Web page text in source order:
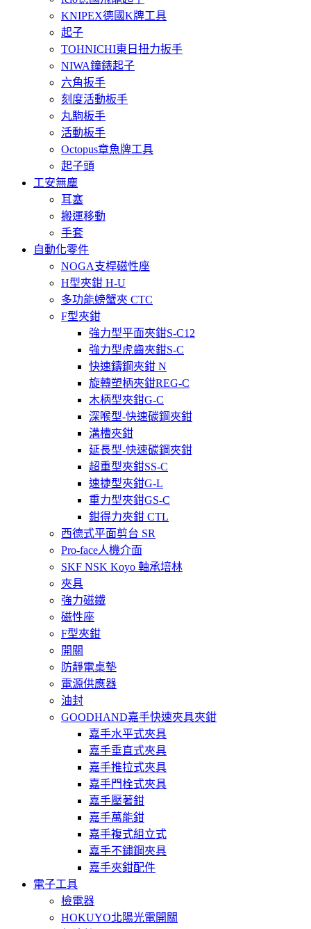
KNIPEX德國K牌工具
起子
TOHNICHI東日扭力扳手
NIWA鐘錶起子
六角扳手
刻度活動板手
丸駒板手
活動板手
Octopus章魚牌工具
起子頭
工安無塵
耳塞
搬運移動
手套
自動化零件
NOGA支桿磁性座
H型夾鉗 H-U
多功能螃蟹夾 CTC
F型夾鉗
強力型平面夾鉗S-C12
強力型虎齒夾鉗S-C
快速鑄鋼夾鉗 N
旋轉塑柄夾鉗REG-C
木柄型夾鉗G-C
深喉型-快速碳鋼夾鉗
溝槽夾鉗
延長型-快速碳鋼夾鉗
超重型夾鉗SS-C
速捷型夾鉗G-L
重力型夾鉗GS-C
鉗得力夾鉗 CTL
西德式平面剪台 SR
Pro-face人機介面
SKF NSK Koyo 軸承培林
夾具
強力磁鐵
磁性座
F型夾鉗
開關
防靜電桌墊
電源供應器
油封
GOODHAND嘉手快速夾具夾鉗
嘉手水平式夾具
嘉手垂直式夾具
嘉手推拉式夾具
嘉手門栓式夾具
嘉手壓著鉗
嘉手萬能鉗
嘉手複式組立式
嘉手不鏽鋼夾具
嘉手夾鉗配件
電子工具
檢電器
HOKUYO北陽光電開關